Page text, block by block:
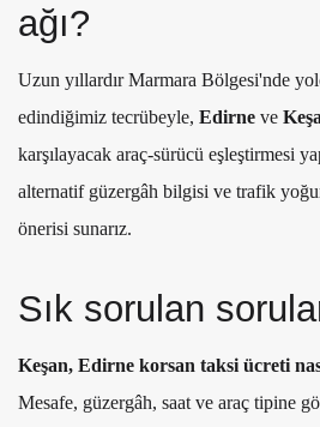
ağı?
Uzun yıllardır Marmara Bölgesi'nde
edindiğimiz tecrübeyle, Edirne ve
karşılayacak araç-sürücü eşleştirmesi
alternatif güzergâh bilgisi ve trafik
önerisi sunarız.
Sık sorulan
Keşan, Edirne korsan taksi ücreti
Mesafe, güzergâh, saat ve araç tipine